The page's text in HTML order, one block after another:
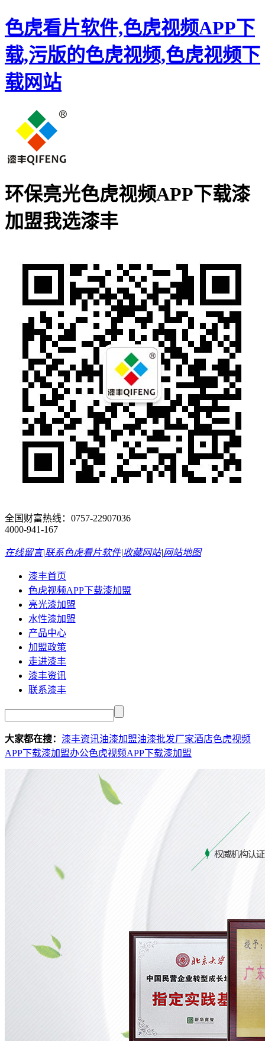
色虎看片软件,色虎视频APP下
载,污版的色虎视频,色虎视频下
载网站
环保亮光色虎视频APP下载漆
加盟我选漆丰
全国财富热线： 0757-22907036
4000-941-167
在线留言|联系色虎看片软件|收藏网站|网站地图
漆丰首页
色虎视频APP下载漆加盟
亮光漆加盟
水性漆加盟
产品中心
加盟政策
走进漆丰
漆丰资讯
联系漆丰
大家都在搜： 漆丰资讯油漆加盟油漆批发厂家酒店色虎视频
APP下载漆加盟办公色虎视频APP下载漆加盟